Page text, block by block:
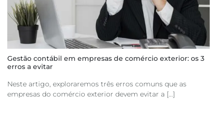
Gestão contábil em empresas de comércio exterior: os 3
erros a evitar
Neste artigo, exploraremos três erros comuns que as
empresas do comércio exterior devem evitar a [...]